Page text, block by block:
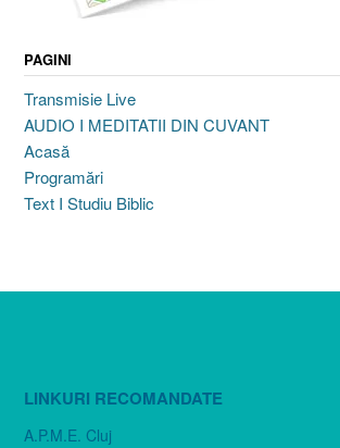
PAGINI
Transmisie Live
AUDIO I MEDITATII DIN CUVANT
Acasă
Programări
Text I Studiu Biblic
LINKURI RECOMANDATE
A.P.M.E. Cluj